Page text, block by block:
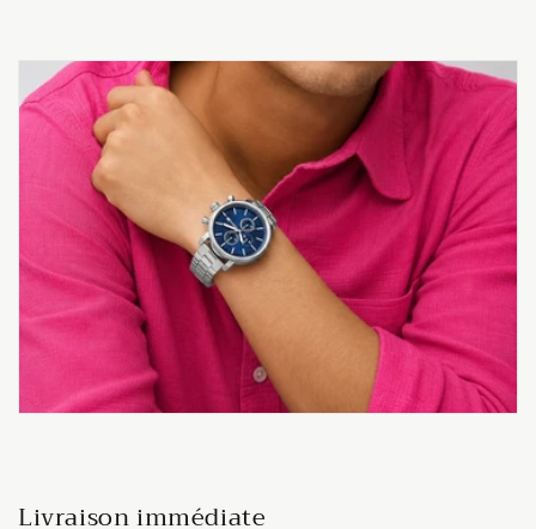
Livraison immédiate